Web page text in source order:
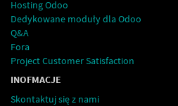
Hosting Odoo
Dedykowane moduły dla Odoo
Q&A
Fora
Project Customer Satisfaction
INOFMACJE
Skontaktuj się z nami